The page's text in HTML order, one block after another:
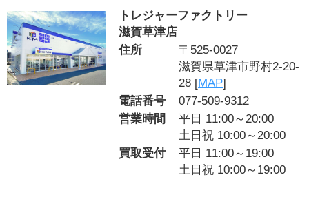
トレジャーファクトリー
滋賀草津店
住所
〒525-0027
滋賀県草津市野村2-20-
28 [MAP]
電話番号
077-509-9312
営業時間
平日 11:00～20:00
土日祝 10:00～20:00
買取受付
平日 11:00～19:00
土日祝 10:00～19:00